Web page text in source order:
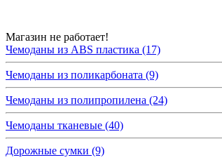
Магазин не работает!
Чемоданы из ABS пластика (17)
Чемоданы из поликарбоната (9)
Чемоданы из полипропилена (24)
Чемоданы тканевые (40)
Дорожные сумки (9)